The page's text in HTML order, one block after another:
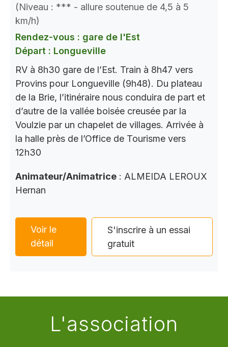
(Niveau : *** - allure soutenue de 4,5 à 5
km/h)
Rendez-vous : gare de l'Est
Départ : Longueville
RV à 8h30 gare de l’Est. Train à 8h47 vers
Provins pour Longueville (9h48). Du plateau
de la Brie, l’itinéraire nous conduira de part et
d’autre de la vallée boisée creusée par la
Voulzie par un chapelet de villages. Arrivée à
la halle près de l’Office de Tourisme vers
12h30
Animateur/Animatrice : ALMEIDA LEROUX
Hernan
Voir le
détail
S'inscrire à un essai
gratuit
L'association